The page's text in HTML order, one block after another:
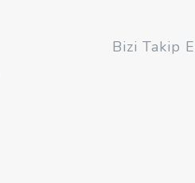
Bizi Takip